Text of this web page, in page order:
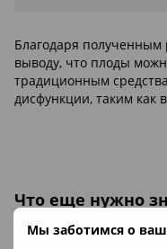
Мы заботимся о
Благодаря
выводу, что плоды
традиционным
дисфункции, таким как
Что еще нужно